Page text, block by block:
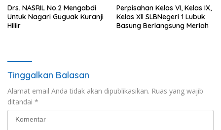
Drs. NASRIL No.2 Mengabdi
Untuk Nagari Guguak Kuranji
Hiliir
Perpisahan Kelas VI, Kelas IX,
Kelas Xll SLBNegeri 1 Lubuk
Basung Berlangsung Meriah
Tinggalkan Balasan
Alamat email Anda tidak akan dipublikasikan. Ruas yang wajib
ditandai *